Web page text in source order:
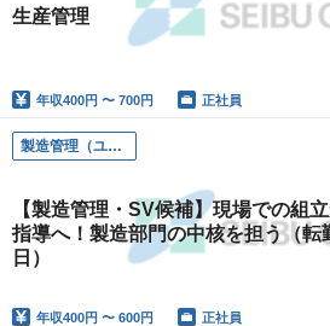
生産管理
年収400円 〜 700円 正社員
製造管理（ユニットモジュール事業部/生産管理部/製造管理課）
【製造管理・SV候補】現場での組
指導へ！製造部門の中核を担う（転
日）
年収400円 〜 600円 正社員